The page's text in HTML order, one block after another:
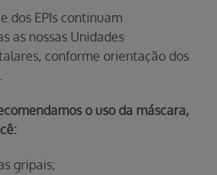
dos EPIs continuam
as nossas Unidades
conforme orientação dos
o uso da máscara,
gripais;